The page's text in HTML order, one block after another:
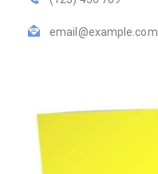
email@example.com